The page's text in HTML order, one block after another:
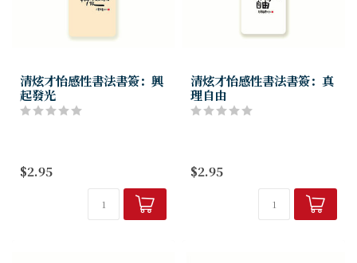
清炫才怡感性書法書簽：興
起發光
$2.95
清炫才怡感性書法書簽：真
理自由
$2.95